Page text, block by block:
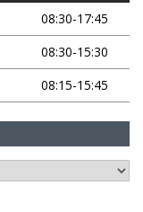
08:30-17:45
08:30-15:30
08:15-15:45